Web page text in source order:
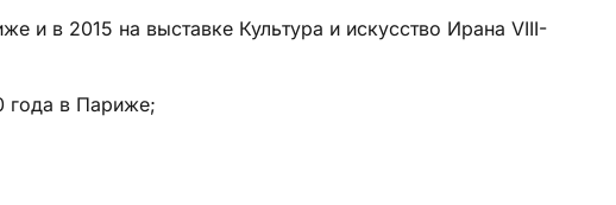
и в 2015 на выставке Культура и искусство Ирана VIII-
года в Париже;